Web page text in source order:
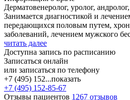
Дерматовенеролог, уролог,
Занимается диагностикой и
передающихся половым путем,
заболеваний, лечением мужского
читать далее
Доступна запись по расписанию
Записаться онлайн
или записаться по телефону
+7 (495) 152...показать
+7 (495) 152-85-67
Отзывы пациентов 1267 отзывов